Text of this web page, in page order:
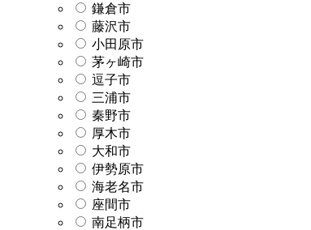
鎌倉市
藤沢市
小田原市
茅ヶ崎市
逗子市
三浦市
秦野市
厚木市
大和市
伊勢原市
海老名市
座間市
南足柄市